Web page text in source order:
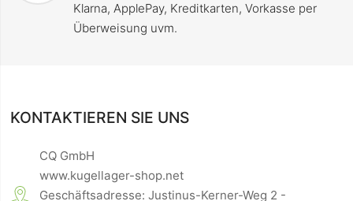
Klarna, ApplePay, Kreditkarten, Vorkasse per
Überweisung uvm.
KONTAKTIEREN SIE UNS
CQ GmbH
www.kugellager-shop.net
Geschäftsadresse: Justinus-Kerner-Weg 2 -